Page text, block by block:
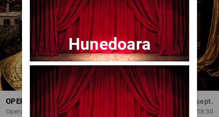
OPERA BRAȘOV ESTIVAL – DANCING SUMMER - SPECTACOL DE BALET
Opera Brasov
Dum, 6 sept.
18:30
Hunedoara